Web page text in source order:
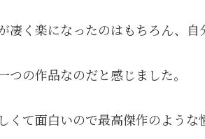
凄く楽になったのはもちろん、
の作品なのだと感じました。
くて面白いので最高傑作のような